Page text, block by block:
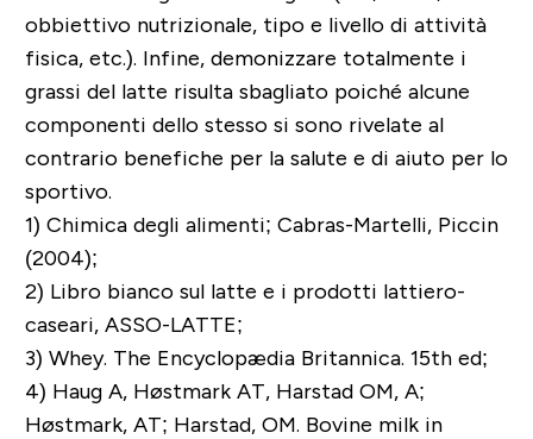
obbiettivo nutrizionale, tipo e livello di attività
fisica, etc.). Infine, demonizzare totalmente i
grassi del latte risulta sbagliato poiché alcune
componenti dello stesso si sono rivelate al
contrario benefiche per la salute e di aiuto per lo
sportivo.
1) Chimica degli alimenti; Cabras-Martelli, Piccin
(2004);
2) Libro bianco sul latte e i prodotti lattiero-
caseari, ASSO-LATTE;
3) Whey. The Encyclopædia Britannica. 15th ed;
4) Haug A, Høstmark AT, Harstad OM, A;
Høstmark, AT; Harstad, OM. Bovine milk in